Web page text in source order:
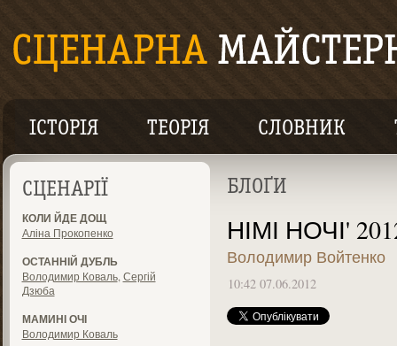
ІСТОРІЯ ТЕОРІЯ СЛОВНИК
СЦЕНАРІЇ
КОЛИ ЙДЕ ДОЩ
Аліна Прокопенко
ОСТАННІЙ ДУБЛЬ
Володимир Коваль, Сергій
Дзюба
МАМИНІ ОЧІ
Володимир Коваль
БЛОҐИ
НІМІ НОЧІ'
Володимир Войтенко
10:42 07.06.2012